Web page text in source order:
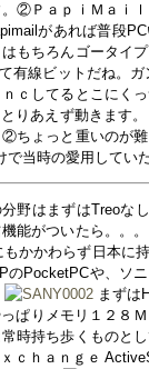
②ＰａｐｉＭａｉ
があれば普段
もちろんゴータイ
有線ビットだね。
ｃしてるとこにく
りあえず動きます
ちょっと重いのが
で当時の愛用してい
野はまずはTreoな
能がついたら。。
かかわらず日本に
のPocketPCや、ソ
まずは
ぱりメモリ１２８
時持ち歩くものと
ｃｈａｎｇｅ